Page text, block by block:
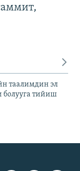
таалимдин эл
болууга тийиш